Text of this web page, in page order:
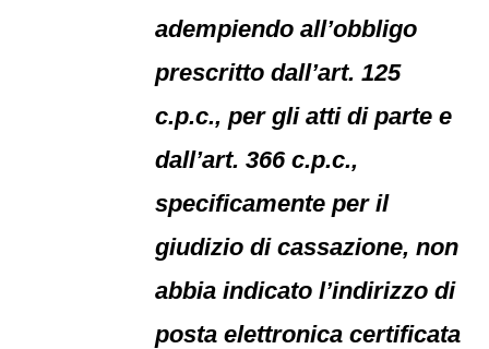
adempiendo all’obbligo
prescritto dall’art. 125
c.p.c., per gli atti di parte e
dall’art. 366 c.p.c.,
specificamente per il
giudizio di cassazione, non
abbia indicato l’indirizzo di
posta elettronica certificata